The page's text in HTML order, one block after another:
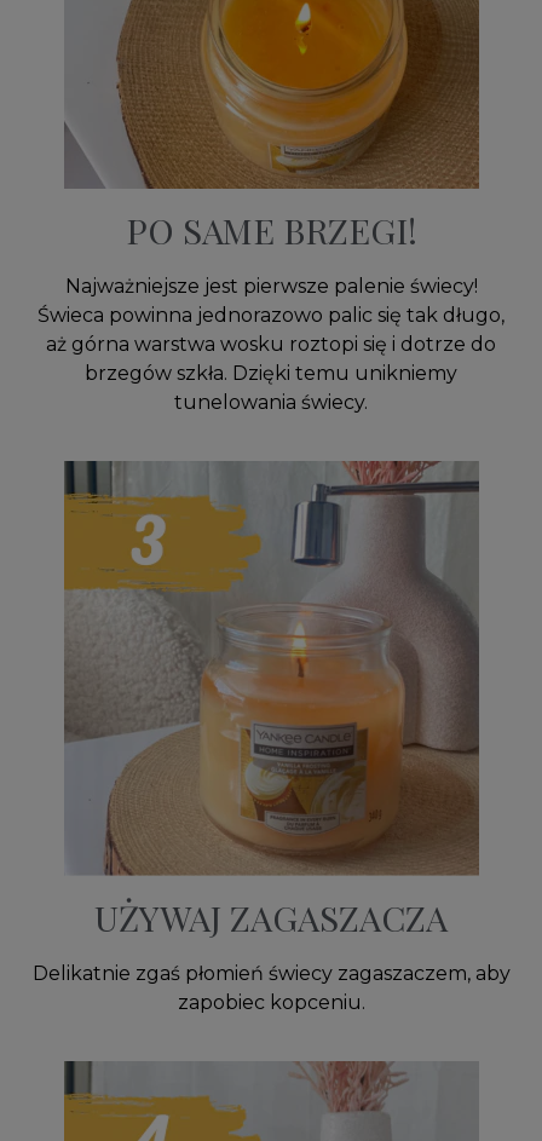
PO SAME BRZEGI!
Najważniejsze jest pierwsze palenie świecy!
Świeca powinna jednorazowo palic się tak długo,
aż górna warstwa wosku roztopi się i dotrze do
brzegów szkła. Dzięki temu unikniemy
tunelowania świecy.
UŻYWAJ ZAGASZACZA
Delikatnie zgaś płomień świecy zagaszaczem, aby
zapobiec kopceniu.